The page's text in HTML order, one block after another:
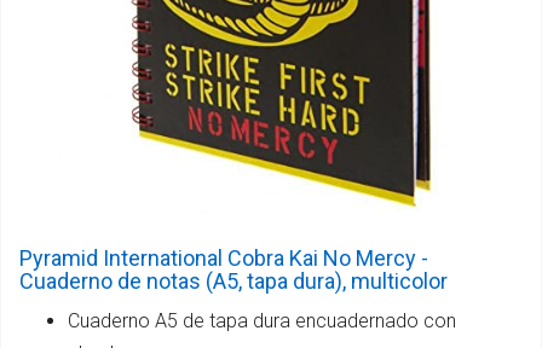
Pyramid International Cobra Kai No Mercy -
Cuaderno de notas (A5, tapa dura), multicolor
Cuaderno A5 de tapa dura encuadernado con